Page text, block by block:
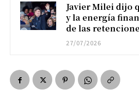
Javier Milei dijo
y la energía
de las
27/07/2026